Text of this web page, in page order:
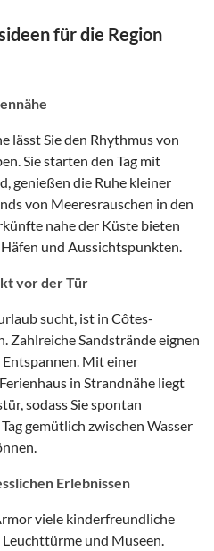
für die Region
lässt Sie den Rhythmus von
Sie starten den Tag mit
genießen die Ruhe kleiner
von Meeresrauschen in den
nahe der Küste bieten
und Aussichtspunkten.
vor der Tür
sucht, ist in Côtes-
Zahlreiche Sandstrände eignen
Entspannen. Mit einer
in Strandnähe liegt
sodass Sie spontan
gemütlich zwischen Wasser
Erlebnissen
viele kinderfreundliche
und Museen.